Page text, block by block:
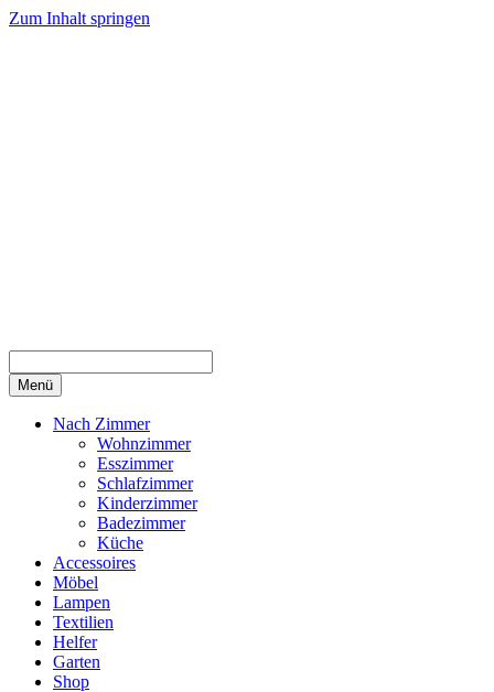
Zum Inhalt springen
Menü
Nach Zimmer
Wohnzimmer
Esszimmer
Schlafzimmer
Kinderzimmer
Badezimmer
Küche
Accessoires
Möbel
Lampen
Textilien
Helfer
Garten
Shop